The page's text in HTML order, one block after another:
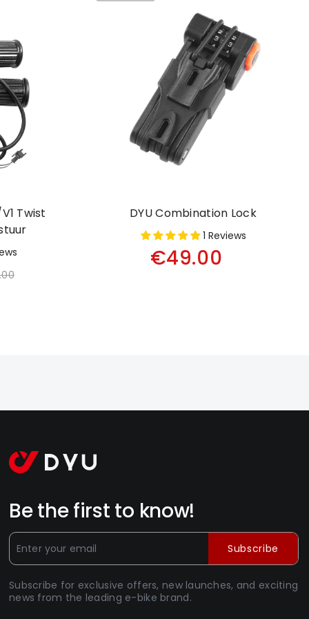
Twist
DYU Combination Lock
1 Reviews
€49.00
Be the first to know!
Subscribe for exclusive offers, new launches, and exciting
news from the leading e-bike brand.
Subscribe